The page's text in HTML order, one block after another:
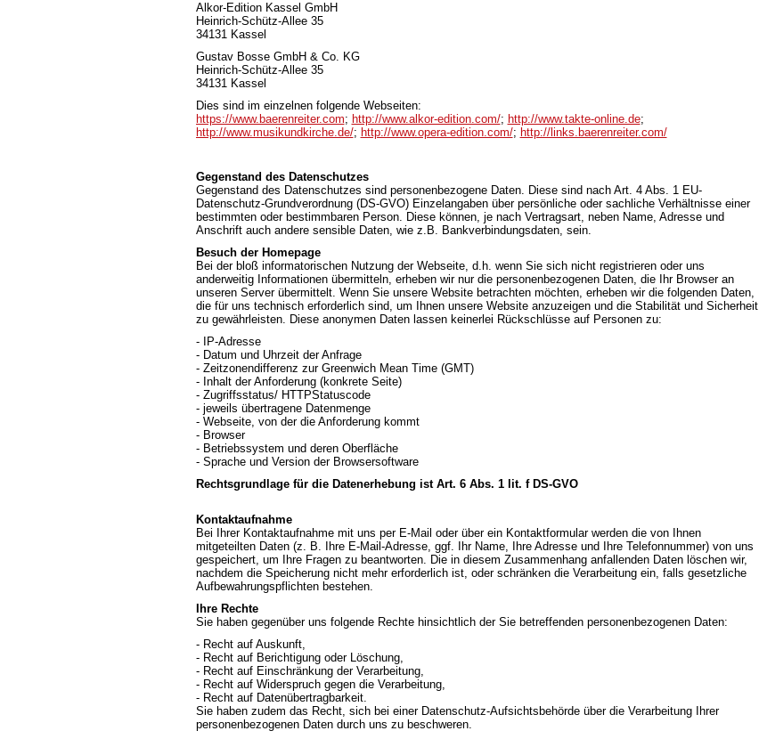
Alkor-Edition Kassel GmbH
Heinrich-Schütz-Allee 35
34131 Kassel
Gustav Bosse GmbH & Co. KG
Heinrich-Schütz-Allee 35
34131 Kassel
Dies sind im einzelnen folgende Webseiten:
https://www.baerenreiter.com; http://www.alkor-edition.com/; http://www.takte-online.de;
http://www.musikundkirche.de/; http://www.opera-edition.com/; http://links.baerenreiter.com/
Gegenstand des Datenschutzes
Gegenstand des Datenschutzes sind personenbezogene Daten. Diese sind nach Art. 4 Abs. 1 EU-
Datenschutz-Grundverordnung (DS-GVO) Einzelangaben über persönliche oder sachliche Verhältnisse einer
bestimmten oder bestimmbaren Person. Diese können, je nach Vertragsart, neben Name, Adresse und
Anschrift auch andere sensible Daten, wie z.B. Bankverbindungsdaten, sein.
Besuch der Homepage
Bei der bloß informatorischen Nutzung der Webseite, d.h. wenn Sie sich nicht registrieren oder uns
anderweitig Informationen übermitteln, erheben wir nur die personenbezogenen Daten, die Ihr Browser an
unseren Server übermittelt. Wenn Sie unsere Website betrachten möchten, erheben wir die folgenden Daten,
die für uns technisch erforderlich sind, um Ihnen unsere Website anzuzeigen und die Stabilität und Sicherheit
zu gewährleisten. Diese anonymen Daten lassen keinerlei Rückschlüsse auf Personen zu:
- IP-Adresse
- Datum und Uhrzeit der Anfrage
- Zeitzonendifferenz zur Greenwich Mean Time (GMT)
- Inhalt der Anforderung (konkrete Seite)
- Zugriffsstatus/ HTTPStatuscode
- jeweils übertragene Datenmenge
- Webseite, von der die Anforderung kommt
- Browser
- Betriebssystem und deren Oberfläche
- Sprache und Version der Browsersoftware
Rechtsgrundlage für die Datenerhebung ist Art. 6 Abs. 1 lit. f DS-GVO
Kontaktaufnahme
Bei Ihrer Kontaktaufnahme mit uns per E-Mail oder über ein Kontaktformular werden die von Ihnen
mitgeteilten Daten (z. B. Ihre E-Mail-Adresse, ggf. Ihr Name, Ihre Adresse und Ihre Telefonnummer) von uns
gespeichert, um Ihre Fragen zu beantworten. Die in diesem Zusammenhang anfallenden Daten löschen wir,
nachdem die Speicherung nicht mehr erforderlich ist, oder schränken die Verarbeitung ein, falls gesetzliche
Aufbewahrungspflichten bestehen.
Ihre Rechte
Sie haben gegenüber uns folgende Rechte hinsichtlich der Sie betreffenden personenbezogenen Daten:
- Recht auf Auskunft,
- Recht auf Berichtigung oder Löschung,
- Recht auf Einschränkung der Verarbeitung,
- Recht auf Widerspruch gegen die Verarbeitung,
- Recht auf Datenübertragbarkeit.
Sie haben zudem das Recht, sich bei einer Datenschutz-Aufsichtsbehörde über die Verarbeitung Ihrer
personenbezogenen Daten durch uns zu beschweren.